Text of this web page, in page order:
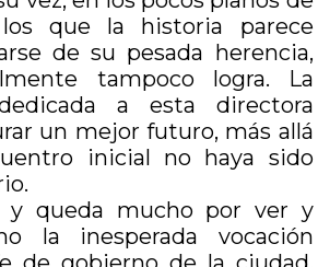
que la historia parece
de su pesada herencia,
tampoco logra. La
a esta directora
un mejor futuro, más allá
inicial no haya sido
y queda mucho por ver y
la inesperada vocación